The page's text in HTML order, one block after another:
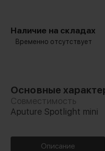
Наличие на складах
Временно отсутствует
Основные
Совместимость
Aputure Spotlight mini
Описание